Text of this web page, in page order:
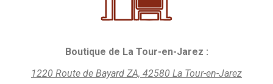
Boutique de La Tour-en-Jarez :
1220 Route de Bayard ZA, 42580 La Tour-en-Jarez